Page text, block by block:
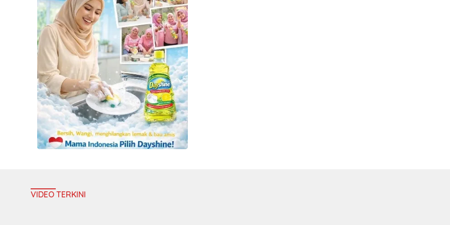
VIDEO TERKINI